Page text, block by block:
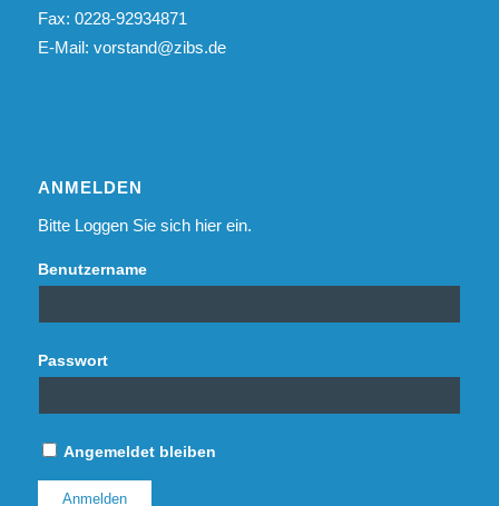
Fax: 0228-92934871
E-Mail: vorstand@zibs.de
ANMELDEN
Bitte Loggen Sie sich hier ein.
Benutzername
Passwort
Angemeldet bleiben